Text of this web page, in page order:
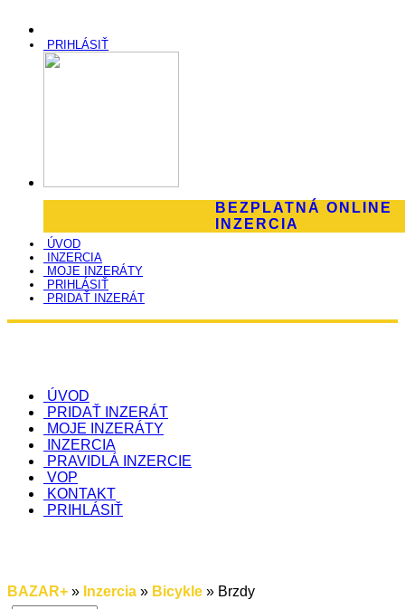
PRIHLÁSIŤ
BEZPLATNÁ ONLINE
INZERCIA
ÚVOD
INZERCIA
MOJE INZERÁTY
PRIHLÁSIŤ
PRIDAŤ INZERÁT
ÚVOD
PRIDAŤ INZERÁT
MOJE INZERÁTY
INZERCIA
PRAVIDLÁ INZERCIE
VOP
KONTAKT
PRIHLÁSIŤ
BAZAR+ » Inzercia » Bicykle » Brzdy